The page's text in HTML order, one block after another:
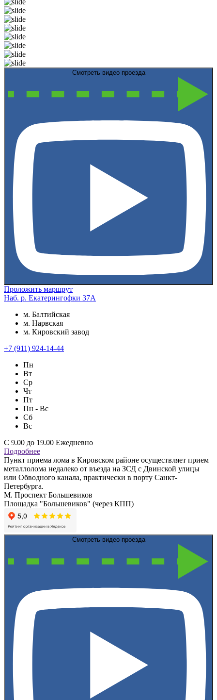
Смотреть видео проезда
Проложить маршрут
Наб. р. Екатерингофки 37А
м. Балтийская
м. Нарвская
м. Кировский завод
+7 (911) 924-14-44
Пн
Вт
Ср
Чт
Пт
Пн - Вс
Сб
Вс
С 9.00 до 19.00 Ежедневно
Подробнее
Пункт приема лома в Кировском районе осуществляет прием
металлолома недалеко от въезда на ЗСД с Двинской улицы
или Обводного канала, практически в порту Санкт-
Петербурга.
М. Проспект Большевиков
Площадка "Большевиков" (через КПП)
Смотреть видео проезда